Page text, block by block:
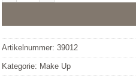
Artikelnummer: 39012
Kategorie: Make Up